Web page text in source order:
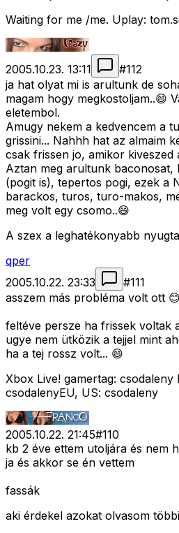
Waiting for me /me. Uplay:
2005.10.23. 13:11 #112
ja hat olyat mi is arultunk de
magam hogy megkostoljam..😄
eletembol.
Amugy nekem a kedvencem a
grissini... Nahhh hat az almaim
csak frissen jo, amikor kiveszed
Aztan meg arultunk baconosat,
(pogit is), tepertos pogi, ezek a
barackos, turos, turo-makos,
meg volt egy csomo..😄
A szex a leghatékonyabb
qper
2005.10.22. 23:33
#111
asszem más probléma volt ott 😊
feltéve persze ha frissek voltak
ugye nem ütközik a tejjel mint
ha a tej rossz volt... 😄
Xbox Live! gamertag: csodaleny
csodalenyEU, US: csodaleny
2005.10.22. 21:45#110
kb 2 éve ettem utoljára és nem
ja és akkor se én vettem
fassák
aki érdekel azokat olvasom